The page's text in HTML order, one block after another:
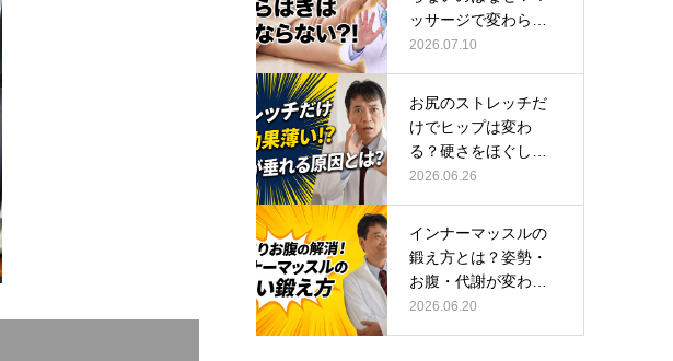
ッサージで変わらな
い根本原因
2026.07.10
お尻のストレッチだ
けでヒップは変わ
る？硬さをほぐして
整える正しい方…
2026.06.26
インナーマッスルの
鍛え方とは？姿勢・
お腹・代謝が変わる
トレーニング…
2026.06.20